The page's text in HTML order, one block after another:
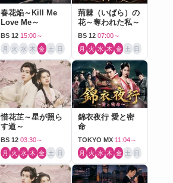
春花焔～Kill Me
Love Me～
BS 12 15:00～
月 火 水 木 金 土 日
荊棘（いばら）の
花～奪われた私～
BS 12 07:00～
月 火 水 木 金 土 日
惜花芷～星が照ら
す道～
BS 12 03:30～
月 火 水 木 金 土 日
錦衣夜行 愛と密
命
TOKYO MX 11:04～
月 火 水 木 金 土 日